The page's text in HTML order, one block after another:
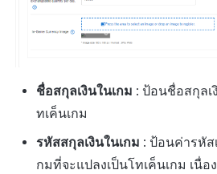
ชื่อสกุลเงินในเกม : ป้อนชื่อสกุลเ
ทเค็นเกม
รหัสสกุลเงินในเกม : ป้อนค่ารหัส
กมที่จะแปลงเป็นโทเค็นเกม เนื่